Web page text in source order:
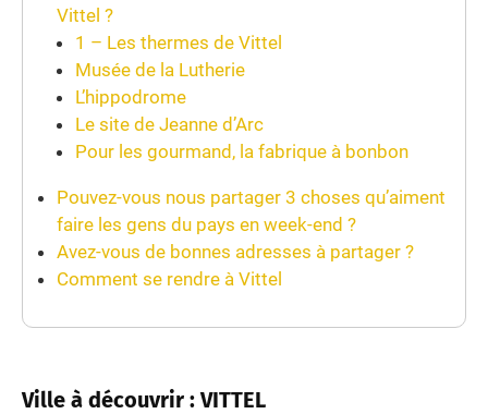
Vittel ?
1 – Les thermes de Vittel
Musée de la Lutherie
L’hippodrome
Le site de Jeanne d’Arc
Pour les gourmand, la fabrique à bonbon
Pouvez-vous nous partager 3 choses qu’aiment
faire les gens du pays en week-end ?
Avez-vous de bonnes adresses à partager ?
Comment se rendre à Vittel
Ville à découvrir : VITTEL